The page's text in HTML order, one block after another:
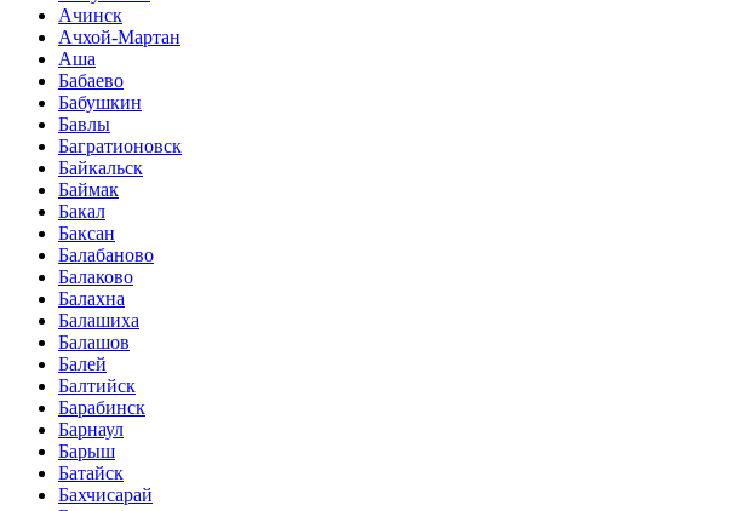
Ачинск
Ачхой-Мартан
Аша
Бабаево
Бабушкин
Бавлы
Багратионовск
Байкальск
Баймак
Бакал
Баксан
Балабаново
Балаково
Балахна
Балашиха
Балашов
Балей
Балтийск
Барабинск
Барнаул
Барыш
Батайск
Бахчисарай